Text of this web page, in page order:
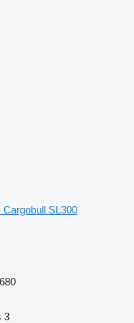
Cargobull SL300
3